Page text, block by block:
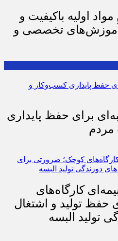
اولیه باکیفیت و
آموزش‌های تخصصی و
برای حفظ پایداری
کارگاه‌های
تولید و اشتغال
تولید البسه